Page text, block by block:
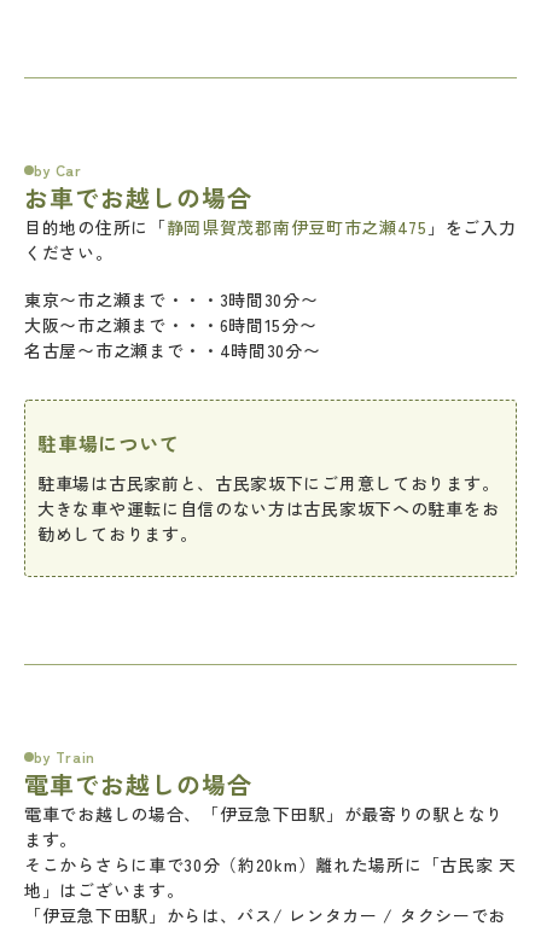
by Car
お車でお越しの場合
目的地の住所に「静岡県賀茂郡南伊豆町市之瀬475 」をご入力
ください。
東京〜市之瀬まで・・・3時間30分〜
大阪〜市之瀬まで・・・6時間15分〜
名古屋〜市之瀬まで・・4時間30分〜
駐車場について
駐車場は古民家前と、古民家坂下にご用意しております。
大きな車や運転に自信のない方は古民家坂下への駐車をお
勧めしております。
by Train
電車でお越しの場合
電車でお越しの場合、「伊豆急下田駅」が最寄りの駅となり
ます。
そこからさらに車で30分（約20km）離れた場所に「古民家 天
地」はございます。
「伊豆急下田駅」からは、バス/ レンタカー / タクシーでお